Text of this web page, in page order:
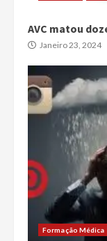
AVC matou
Janeiro 23, 2024
Formação Médica